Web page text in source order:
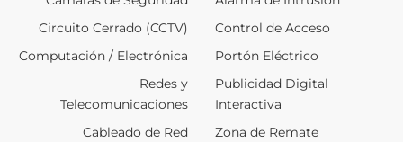
Circuito Cerrado (CCTV)
Computación / Electrónica
Redes y
Telecomunicaciones
Cableado de Red
Control de Acceso
Portón Eléctrico
Publicidad Digital
Interactiva
Zona de Remate